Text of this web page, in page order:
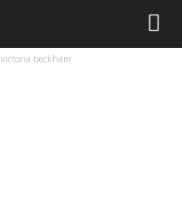
victoria beckham